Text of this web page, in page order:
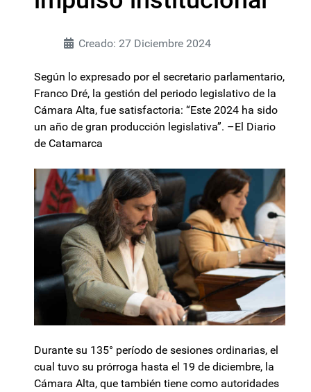
Creado: 27 Diciembre 2024
Según lo expresado por el secretario parlamentario,
Franco Dré, la gestión del periodo legislativo de la
Cámara Alta, fue satisfactoria: “Este 2024 ha sido
un año de gran producción legislativa”. –El Diario
de Catamarca
Durante su 135° período de sesiones ordinarias, el
cual tuvo su prórroga hasta el 19 de diciembre, la
Cámara Alta, que también tiene como autoridades